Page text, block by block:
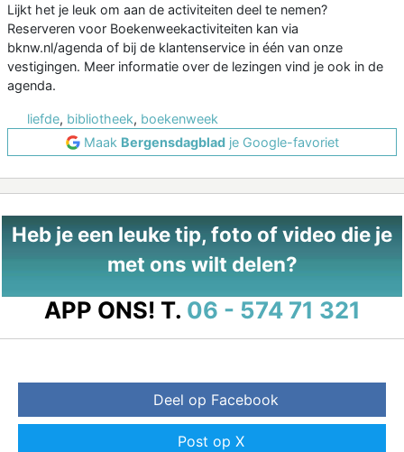
Lijkt het je leuk om aan de activiteiten deel te nemen?
Reserveren voor Boekenweekactiviteiten kan via
bknw.nl/agenda of bij de klantenservice in één van onze
vestigingen. Meer informatie over de lezingen vind je ook in de
agenda.
liefde, bibliotheek, boekenweek
Maak Bergensdagbladje Google-favoriet
Heb je een leuke tip, foto of video die je
met ons wilt delen?
APP ONS! T. 06 - 574 71 321
Deel op Facebook
Post op X